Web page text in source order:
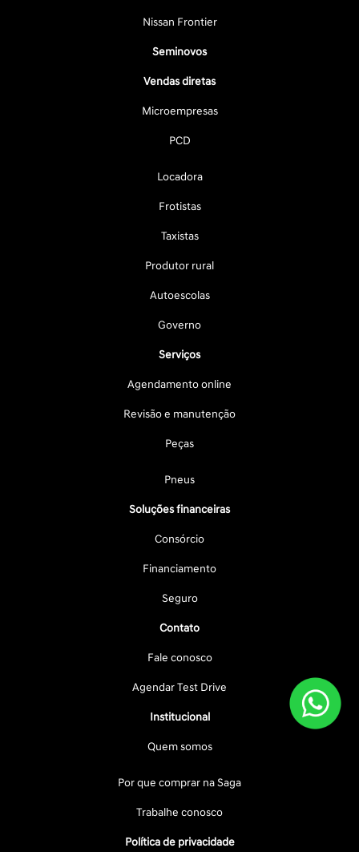
Nissan Frontier
Seminovos
Vendas diretas
Microempresas
PCD
Locadora
Frotistas
Taxistas
Produtor rural
Autoescolas
Governo
Serviços
Agendamento online
Revisão e manutenção
Peças
Pneus
Soluções financeiras
Consórcio
Financiamento
Seguro
Contato
Fale conosco
Agendar Test Drive
Institucional
Quem somos
Por que comprar na Saga
Trabalhe conosco
Política de privacidade